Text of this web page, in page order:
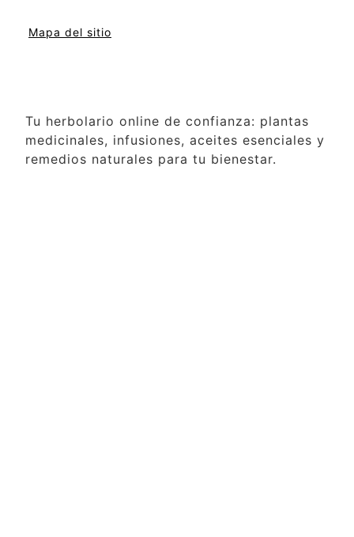
Mapa del sitio
Tu herbolario online de confianza: plantas
medicinales, infusiones, aceites esenciales y
remedios naturales para tu bienestar.